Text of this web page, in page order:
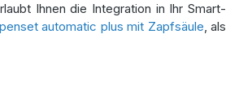
Ihnen die Integration in Ihr Smart-
automatic plus mit Zapfsäule, als